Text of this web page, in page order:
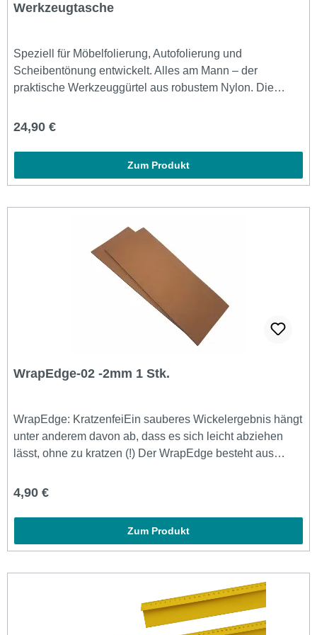
Werkzeugtasche
Speziell für Möbelfolierung, Autofolierung und
Scheibentönung entwickelt. Alles am Mann – der
praktische Werkzeuggürtel aus robustem Nylon. Die
fördert ein effizientes Arbeiten ohne ständige
alle Werkzeuge- stabile, vernietete Qualität ohne scharfe
Metallkanten- mehrlagige Tascheninnenseite beugt
Verletzungen vor
Regulärer Preis:
24,90 €
Zum Produkt
WrapEdge-02 -2mm 1 Stk.
WrapEdge: KratzenfeiEin sauberes Wickelergebnis hängt
unter anderem davon ab, dass es sich leicht abziehen
lässt, ohne zu kratzen (!) Der WrapEdge besteht aus
feuchtigkeitsabsorbierende Schwammschicht für nasse
Produkt enthält keinen Rakel. Optimal für
Glanzfolien.Inhalt: 1 Stück WrapEdge 2mm
Regulärer Preis:
4,90 €
Zum Produkt